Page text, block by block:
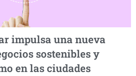
impulsa una nueva
sostenibles y
en las ciudades